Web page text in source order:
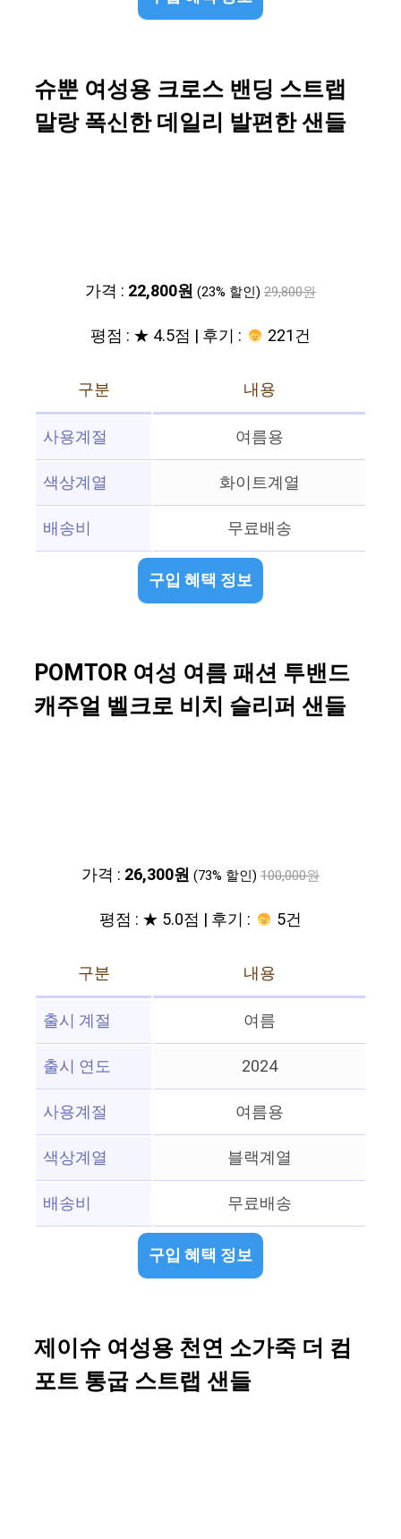
슈뿐 여성용 크로스 밴딩 스트랩
말랑 폭신한 데일리 발편한 샌들
가격 : 22,800원 (23% 할인) 29,800원
평점 : ★ 4.5점 | 후기 : 221건
구분
내용
사용계절
여름용
색상계열
화이트계열
배송비
무료배송
구입 혜택 정보
POMTOR 여성 여름 패션 투밴드
캐주얼 벨크로 비치 슬리퍼 샌들
가격 : 26,300원 (73% 할인) 100,000원
평점 : ★ 5.0점 | 후기 : 5건
구분
내용
출시 계절
여름
출시 연도
2024
사용계절
여름용
색상계열
블랙계열
배송비
무료배송
구입 혜택 정보
제이슈 여성용 천연 소가죽 더 컴
포트 통굽 스트랩 샌들